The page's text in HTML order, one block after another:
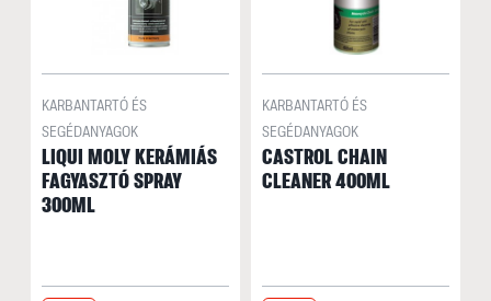
KARBANTARTÓ ÉS
SEGÉDANYAGOK
LIQUI MOLY KERÁMIÁS
FAGYASZTÓ SPRAY
300ML
KARBANTARTÓ ÉS
SEGÉDANYAGOK
CASTROL CHAIN
CLEANER 400ML